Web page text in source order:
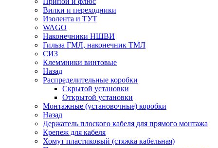
Вилки и переходники
Изолента и ТУТ
WAGO
Наконечники НШВИ
Гильза ГМЛ, наконечник ТМЛ
СИЗ
Клеммники винтовые
Назад
Распределительные коробки
Скрытой установки
Открытой установки
Монтажные (установочные) коробки
Назад
Держатель плоского кабеля для прямого монтажа
Крепеж для кабеля
Хомут пластиковый (стяжка кабельная)